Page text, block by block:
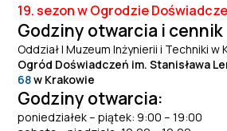
19. sezon w Ogrodzie
Godziny otwarcia i cennik
Oddział I Muzeum Inżynierii i Techniki w
Ogród Doświadczeń im. Stanisława
68w Krakowie
Godziny otwarcia:
poniedziałek – piątek: 9:00 – 19:00